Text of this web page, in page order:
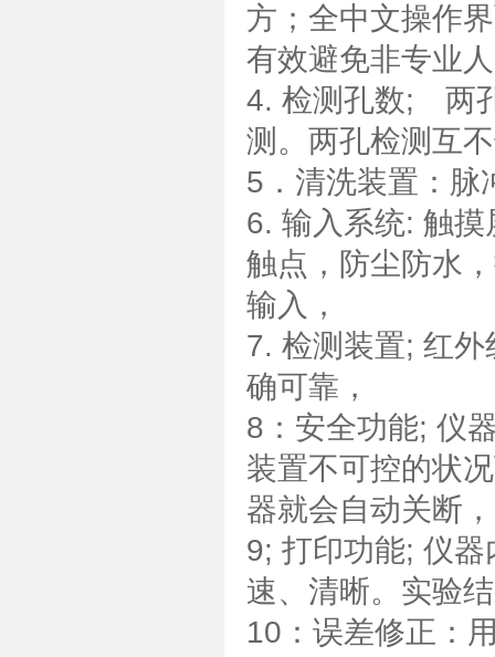
方；全中文操作
有效避免非专业
4. 检测孔数; 两
测。两孔检测互
5．清洗装置：脉
6. 输入系统: 触
触点，防尘防水
输入，
7. 检测装置; 红
确可靠，
8：安全功能; 仪
装置不可控的状
器就会自动关断
9; 打印功能; 仪
速、清晰。实验
10：误差修正：